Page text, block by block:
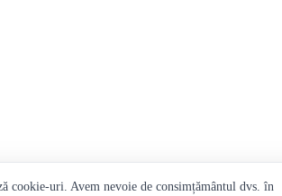
cookie-uri. Avem nevoie de consimțământul dvs. în